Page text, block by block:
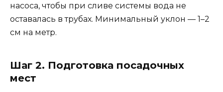
насоса, чтобы при сливе системы вода не
оставалась в трубах. Минимальный уклон — 1–2
см на метр.
Шаг 2. Подготовка посадочных
мест